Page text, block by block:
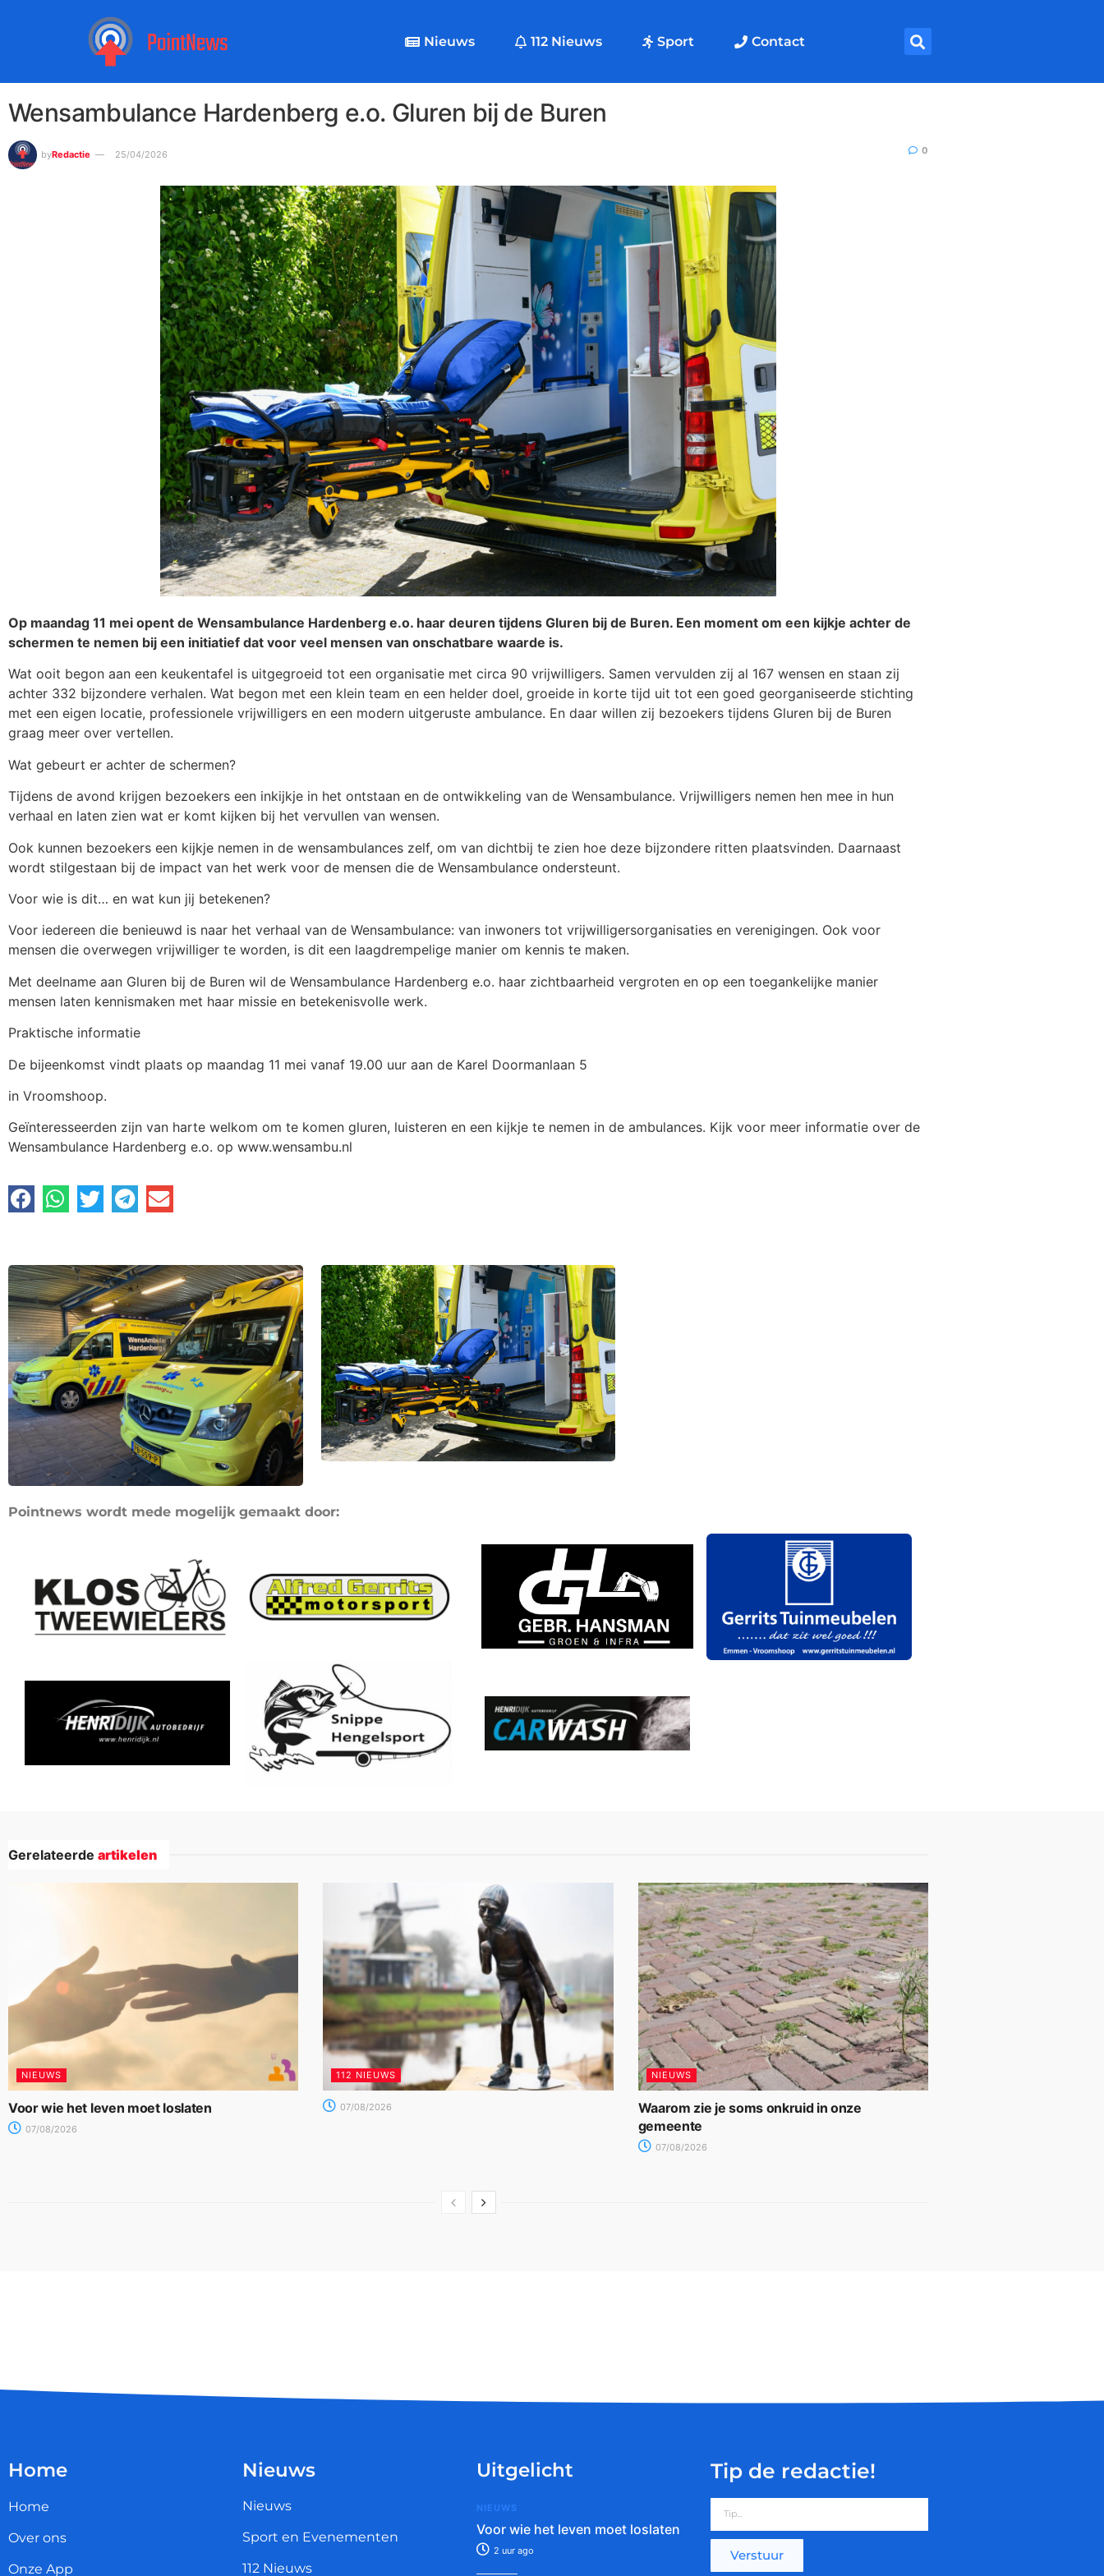
Nieuws 112 Nieuws Sport Contact
Wensambulance Hardenberg e.o. Gluren bij de Buren
byRedactie 25/04/2026 0
Op maandag 11 mei opent de Wensambulance Hardenberg e.o. haar deuren tijdens Gluren bij de Buren. Een moment om een kijkje achter de
schermen te nemen bij een initiatief dat voor veel mensen van onschatbare waarde is.
Wat ooit begon aan een keukentafel is uitgegroeid tot een organisatie met circa 90 vrijwilligers. Samen vervulden zij al 167 wensen en staan zij
achter 332 bijzondere verhalen. Wat begon met een klein team en een helder doel, groeide in korte tijd uit tot een goed georganiseerde stichting
met een eigen locatie, professionele vrijwilligers en een modern uitgeruste ambulance. En daar willen zij bezoekers tijdens Gluren bij de Buren
graag meer over vertellen.
Wat gebeurt er achter de schermen?
Tijdens de avond krijgen bezoekers een inkijkje in het ontstaan en de ontwikkeling van de Wensambulance. Vrijwilligers nemen hen mee in hun
verhaal en laten zien wat er komt kijken bij het vervullen van wensen.
Ook kunnen bezoekers een kijkje nemen in de wensambulances zelf, om van dichtbij te zien hoe deze bijzondere ritten plaatsvinden. Daarnaast
wordt stilgestaan bij de impact van het werk voor de mensen die de Wensambulance ondersteunt.
Voor wie is dit… en wat kun jij betekenen?
Voor iedereen die benieuwd is naar het verhaal van de Wensambulance: van inwoners tot vrijwilligersorganisaties en verenigingen. Ook voor
mensen die overwegen vrijwilliger te worden, is dit een laagdrempelige manier om kennis te maken.
Met deelname aan Gluren bij de Buren wil de Wensambulance Hardenberg e.o. haar zichtbaarheid vergroten en op een toegankelijke manier
mensen laten kennismaken met haar missie en betekenisvolle werk.
Praktische informatie
De bijeenkomst vindt plaats op maandag 11 mei vanaf 19.00 uur aan de Karel Doormanlaan 5
in Vroomshoop.
Geïnteresseerden zijn van harte welkom om te komen gluren, luisteren en een kijkje te nemen in de ambulances. Kijk voor meer informatie over de
Wensambulance Hardenberg e.o. op www.wensambu.nl
Pointnews wordt mede mogelijk gemaakt door:
Gerelateerde artikelen
NIEUWS
Voor wie het leven moet loslaten
07/08/2026
112 NIEUWS
07/08/2026
NIEUWS
Waarom zie je soms onkruid in onze
gemeente
07/08/2026
Home
Home
Over ons
Onze App
Nieuws
Nieuws
Sport en Evenementen
112 Nieuws
Uitgelicht
NIEUWS
Voor wie het leven moet loslaten
2 uur ago
Tip de redactie!
Verstuur